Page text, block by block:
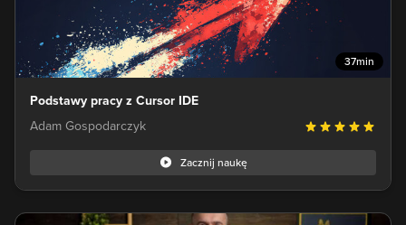
37min
Podstawy pracy z Cursor IDE
Adam Gospodarczyk
Zacznij naukę